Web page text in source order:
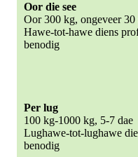
Oor die see
Oor 300 kg, ongeveer 30
Hawe-tot-hawe diens
benodig
Per lug
100 kg-1000 kg, 5-7 dae
Lughawe-tot-lughawe
benodig